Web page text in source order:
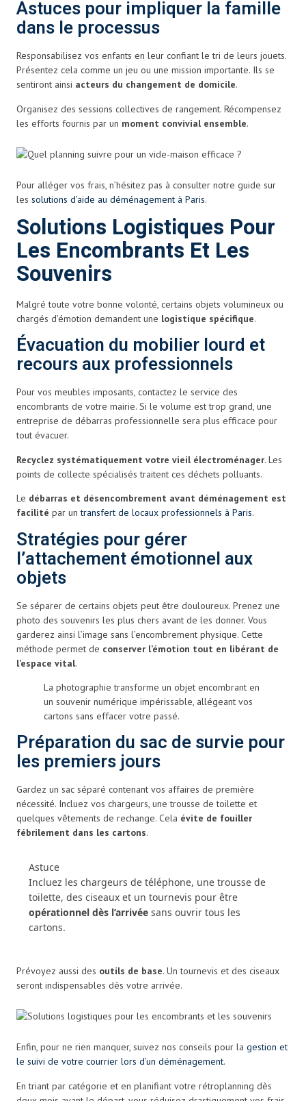
Astuces pour impliquer la famille
dans le processus
Responsabilisez vos enfants en leur confiant le tri de leurs jouets.
Présentez cela comme un jeu ou une mission importante. Ils se
sentiront ainsi acteurs du changement de domicile.
Organisez des sessions collectives de rangement. Récompensez
les efforts fournis par un moment convivial ensemble.
Pour alléger vos frais, n’hésitez pas à consulter notre guide sur
les solutions d’aide au déménagement à Paris.
Solutions Logistiques Pour
Les Encombrants Et Les
Souvenirs
Malgré toute votre bonne volonté, certains objets volumineux ou
chargés d’émotion demandent une logistique spécifique.
Évacuation du mobilier lourd et
recours aux professionnels
Pour vos meubles imposants, contactez le service des
encombrants de votre mairie. Si le volume est trop grand, une
entreprise de débarras professionnelle sera plus efficace pour
tout évacuer.
Recyclez systématiquement votre vieil électroménager. Les
points de collecte spécialisés traitent ces déchets polluants.
Le débarras et désencombrement avant déménagement est
facilité par untransfert de locaux professionnels à Paris.
Stratégies pour gérer
l’attachement émotionnel aux
objets
Se séparer de certains objets peut être douloureux. Prenez une
photo des souvenirs les plus chers avant de les donner. Vous
garderez ainsi l’image sans l’encombrement physique. Cette
méthode permet de conserver l’émotion tout en libérant de
l’espace vital.
La photographie transforme un objet encombrant en
un souvenir numérique impérissable, allégeant vos
cartons sans effacer votre passé.
Préparation du sac de survie pour
les premiers jours
Gardez un sac séparé contenant vos affaires de première
nécessité. Incluez vos chargeurs, une trousse de toilette et
quelques vêtements de rechange. Cela évite de fouiller
fébrilement dans les cartons.
Astuce
Incluez les chargeurs de téléphone, une trousse de
toilette, des ciseaux et un tournevis pour être
opérationnel dès l’arrivéesans ouvrir tous les
cartons.
Prévoyez aussi des outils de base. Un tournevis et des ciseaux
seront indispensables dès votre arrivée.
Enfin, pour ne rien manquer, suivez nos conseils pour la gestion et
le suivi de votre courrier lors d’un déménagement.
En triant par catégorie et en planifiant votre rétroplanning dès